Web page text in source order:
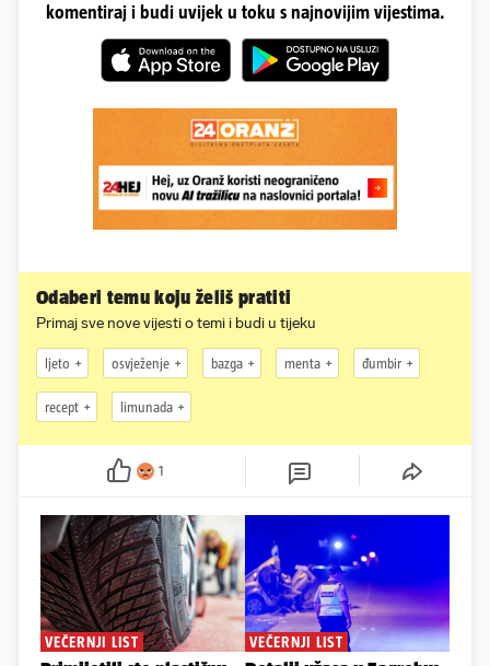
komentiraj i budi uvijek u toku s najnovijim vijestima.
Odaberi temu koju želiš pratiti
Primaj sve nove vijesti o temi i budi u tijeku
ljeto osvježenje bazga menta đumbir
recept limunada
1